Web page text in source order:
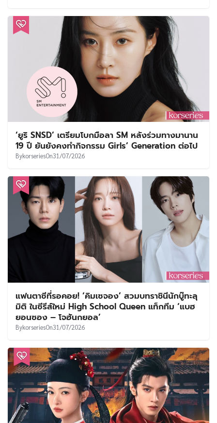
‘ยูริ SNSD’ เตรียมโบกมือลา SM หลังร่วมทางมานาน
19 ปี ยันยังคงทำกิจกรรม Girls’ Generation ต่อไป
BykorseriesOn31/07/2026
แฟนตาซีที่รอคอย! ‘คิมเซจอง’ สวมบทราชินีนักบู๊ทะลุ
มิติ ในซีรีส์ใหม่ High School Queen แท็กทีม ‘แบฮ
ยอนซอง – โจฮันกยอล’
BykorseriesOn31/07/2026